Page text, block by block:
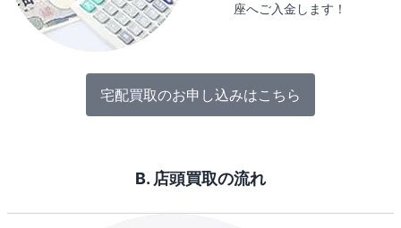
座へご入金します！
宅配買取のお申し込みはこちら
B. 店頭買取の流れ